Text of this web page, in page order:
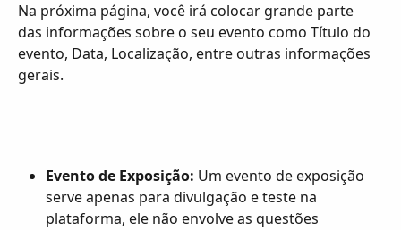
Na próxima página, você irá colocar grande parte
das informações sobre o seu evento como Título do
evento, Data, Localização, entre outras informações
gerais.
Evento de Exposição: Um evento de exposição
serve apenas para divulgação e teste na
plataforma, ele não envolve as questões